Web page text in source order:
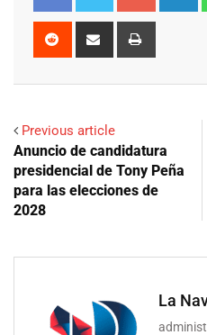
Reddit
Share
Previous article
Anuncio de candidatura
presidencial de Tony Peña
para las elecciones de
2028
La